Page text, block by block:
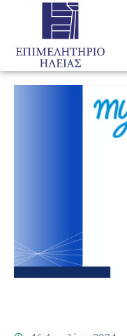
Αρχική
Πληροφόρηση
Προγράμματα